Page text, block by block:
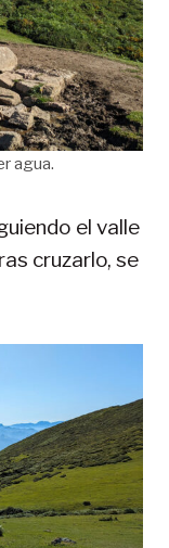
agua.
el valle
cruzarlo, se